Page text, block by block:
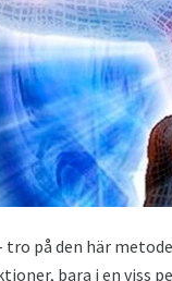
på den här
bara i en viss